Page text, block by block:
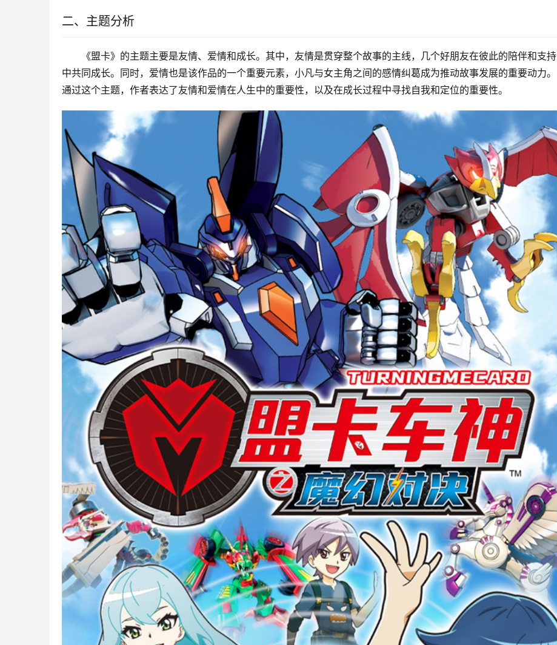
二、主题分析
《盟卡》的主题主要是友情、爱情和成长。其中，友情是贯穿整个故事的主线，几个好朋友在彼此的陪伴和支持
中共同成长。同时，爱情也是该作品的一个重要元素，小凡与女主角之间的感情纠葛成为推动故事发展的重要动力。
通过这个主题，作者表达了友情和爱情在人生中的重要性，以及在成长过程中寻找自我和定位的重要性。